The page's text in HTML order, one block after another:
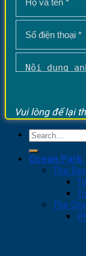
Vui lòng để lại
Ocean Park
The
The